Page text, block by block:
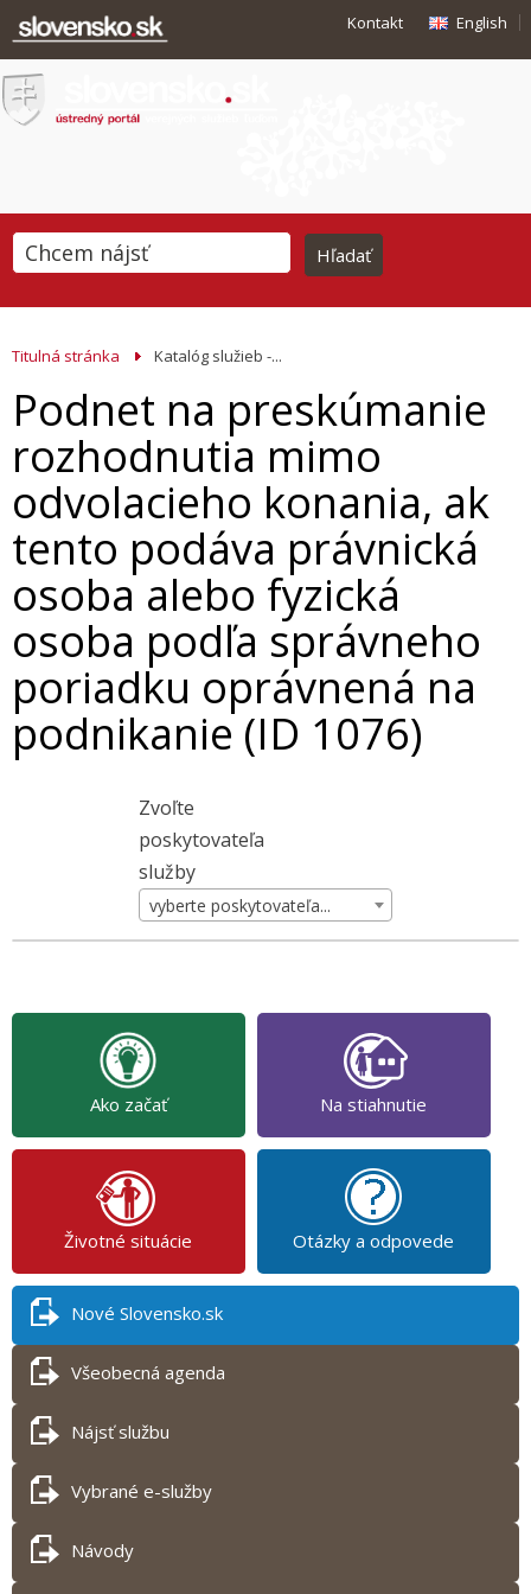
Kontakt English
Titulná stránka Katalóg služieb -...
Podnet na preskúmanie
rozhodnutia mimo
odvolacieho konania, ak
tento podáva právnická
osoba alebo fyzická
osoba podľa správneho
poriadku oprávnená na
podnikanie (ID 1076)
Zvoľte
poskytovateľa
služby
vyberte poskytovateľa...
Ako začať Na stiahnutie
Životné situácie Otázky a odpovede
Nové Slovensko.sk
Všeobecná agenda
Nájsť službu
Vybrané e-služby
Návody